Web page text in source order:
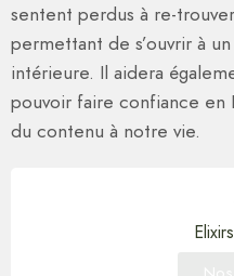
sentent perdus à re-
permettant de s’ouvrir à
intérieure. Il aidera
pouvoir faire confiance en
du contenu à notre vie.